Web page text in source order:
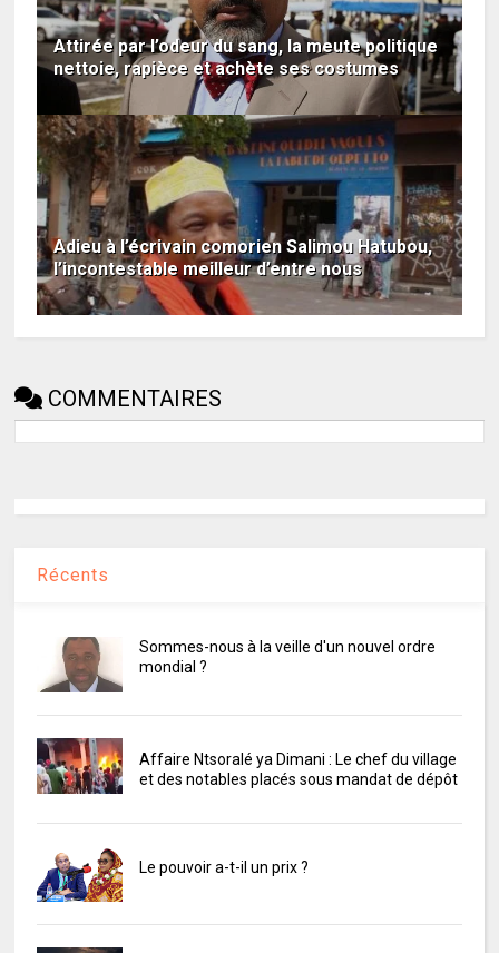
Attirée par l’odeur du sang, la meute politique
nettoie, rapièce et achète ses costumes
Adieu à l’écrivain comorien Salimou Hatubou,
l’incontestable meilleur d’entre nous
COMMENTAIRES
Récents
Sommes-nous à la veille d'un nouvel ordre
mondial ?
Affaire Ntsoralé ya Dimani : Le chef du village
et des notables placés sous mandat de dépôt
Le pouvoir a-t-il un prix ?